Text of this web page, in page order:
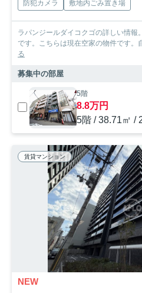
防犯カメラ
敷地内ごみ置き場
ラパンジールダイコクゴの詳しい情
です。こちらは現在空家の物件です。
る
募集中の部屋
5階
8.8万円
5階 / 38.71㎡ /
賃貸マンション
NEW